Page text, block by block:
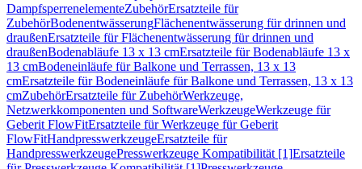
DampfsperrenelementeZubehörErsatzteile für
ZubehörBodenentwässerungFlächenentwässerung für drinnen und
draußenErsatzteile für Flächenentwässerung für drinnen und
draußenBodenabläufe 13 x 13 cmErsatzteile für Bodenabläufe 13 x
13 cmBodeneinläufe für Balkone und Terrassen, 13 x 13
cmErsatzteile für Bodeneinläufe für Balkone und Terrassen, 13 x 13
cmZubehörErsatzteile für ZubehörWerkzeuge,
Netzwerkkomponenten und SoftwareWerkzeugeWerkzeuge für
Geberit FlowFitErsatzteile für Werkzeuge für Geberit
FlowFitHandpresswerkzeugeErsatzteile für
HandpresswerkzeugePresswerkzeuge Kompatibilität [1]Ersatzteile